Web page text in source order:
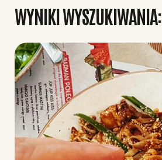
WYNIKI WYSZUKIWANIA: